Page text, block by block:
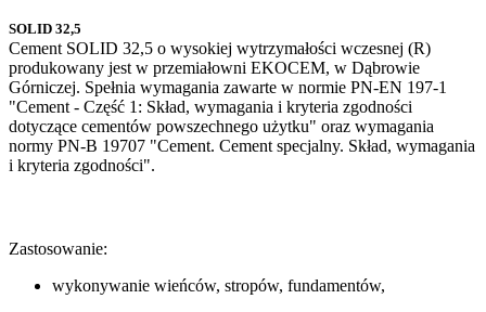
SOLID 32,5
Cement SOLID 32,5 o wysokiej wytrzymałości wczesnej (R)
produkowany jest w przemiałowni EKOCEM, w Dąbrowie
Górniczej. Spełnia wymagania zawarte w normie PN-EN 197-1
"Cement - Część 1: Skład, wymagania i kryteria zgodności
dotyczące cementów powszechnego użytku" oraz wymagania
normy PN-B 19707 "Cement. Cement specjalny. Skład, wymagania
i kryteria zgodności".
Zastosowanie:
wykonywanie wieńców, stropów, fundamentów,